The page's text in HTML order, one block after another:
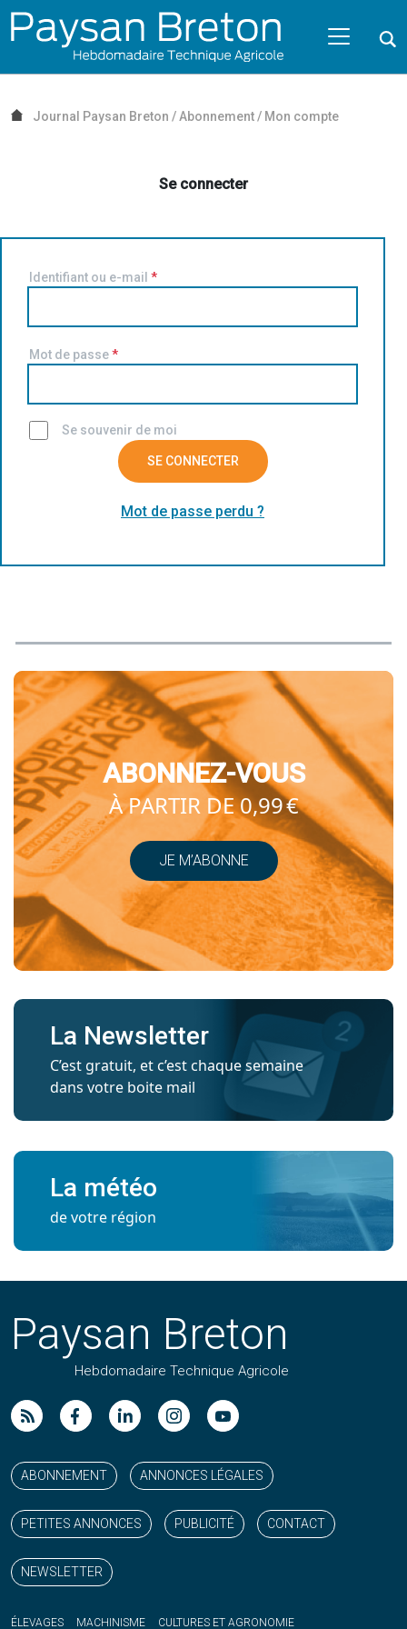
Passer au contenu
NAVIGATION MOBILE
NAVIGATION
PRINCIPALE
Journal Paysan Breton / Abonnement/ Mon compte
Se connecter
Identifiant ou e-mail *
Mot de passe*
Se souvenir de moi
SE CONNECTER
Mot de passe perdu ?
ABONNEZ-VOUS
À PARTIR DE 0,99 €
JE M’ABONNE
La Newsletter
C’est gratuit, et c’est chaque semaine
dans votre boite mail
La météo
de votre région
Paysan Breton
Hebdomadaire Technique Agricole
ABONNEMENT ANNONCES LÉGALES
PETITES ANNONCES PUBLICITÉ CONTACT
NEWSLETTER
ÉLEVAGES MACHINISME CULTURES ET AGRONOMIE